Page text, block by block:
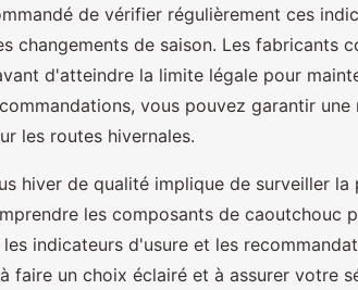
de vérifier régulièrement ces
changements de saison. Les fabricants
d'atteindre la limite légale pour
vous pouvez garantir une
les routes hivernales.
hiver de qualité implique de surveiller
les composants de caoutchouc
indicateurs d'usure et les
faire un choix éclairé et à assurer votre